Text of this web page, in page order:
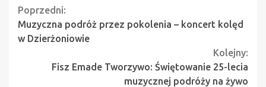
Continue
Reading
Poprzedni:
Muzyczna podróż przez pokolenia – koncert kolęd
w Dzierżoniowie
Kolejny:
Fisz Emade Tworzywo: Świętowanie 25-lecia
muzycznej podróży na żywo